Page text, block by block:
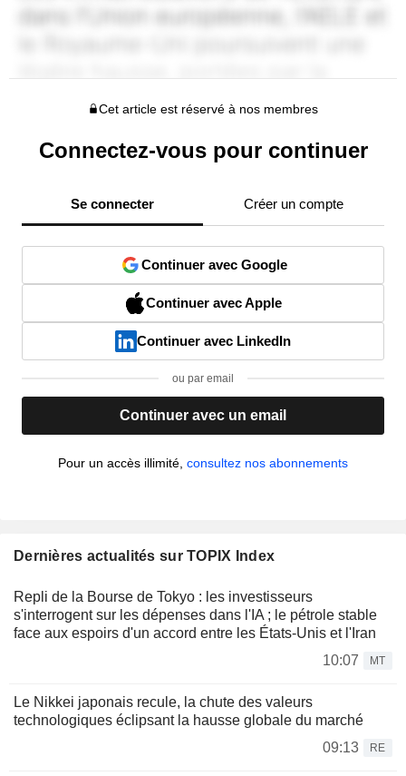
Cet article est réservé à nos membres
Connectez-vous pour continuer
Se connecter Créer un compte
Continuer avec Google
Continuer avec Apple
Continuer avec LinkedIn
ou par email
Continuer avec un email
Pour un accès illimité, consultez nos abonnements
Dernières actualités sur TOPIX Index
Repli de la Bourse de Tokyo : les investisseurs
s'interrogent sur les dépenses dans l'IA ; le pétrole stable
face aux espoirs d'un accord entre les États-Unis et l'Iran
10:07
MT
Le Nikkei japonais recule, la chute des valeurs
technologiques éclipsant la hausse globale du marché
09:13
RE